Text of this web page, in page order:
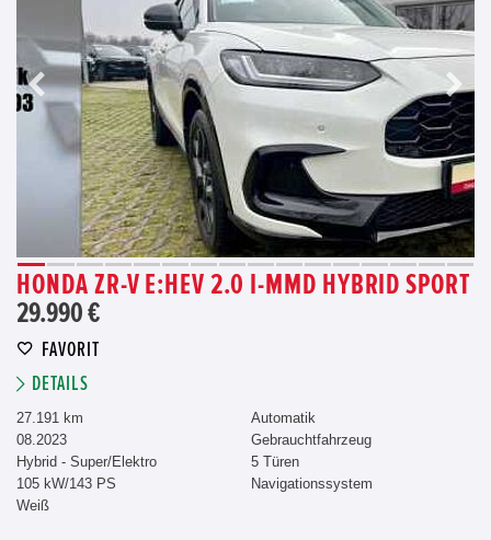
HONDA ZR-V E:HEV 2.0 I-MMD HYBRID SPORT
29.990 €
FAVORIT
DETAILS
27.191 km
08.2023
Hybrid - Super/Elektro
105 kW/143 PS
Weiß
Automatik
Gebrauchtfahrzeug
5 Türen
Navigationssystem